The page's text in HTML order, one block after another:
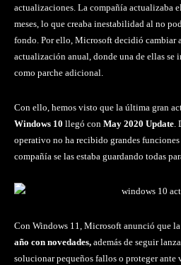
actualizaciones. La compañía actualizaba
meses, lo que creaba inestabilidad al no
fondo. Por ello, Microsoft decidió cambiar
actualización anual, donde una de ellas se
como parche adicional.
Con ello, hemos visto que la última gran
Windows 10 llegó con May 2020 Update.
operativo no ha recibido grandes
compañía se las estaba guardando todas
Con Windows 11, Microsoft anunció que
año con novedades, además de seguir
solucionar pequeños fallos o proteger ante